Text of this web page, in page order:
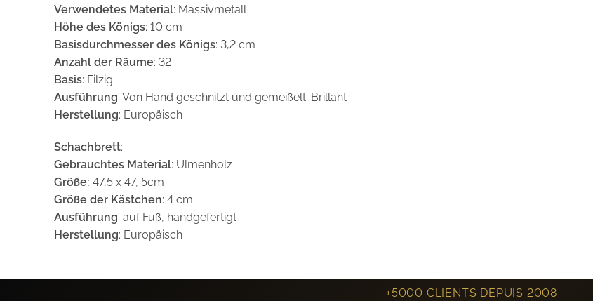
Verwendetes Material: Massivmetall
Höhe des Königs: 10 cm
Basisdurchmesser des Königs: 3,2 cm
Anzahl der Räume: 32
Basis: Filzig
Ausführung: Von Hand geschnitzt und gemeißelt. Brillant
Herstellung: Europäisch
Schachbrett:
Gebrauchtes Material: Ulmenholz
Größe: 47,5 x 47, 5cm
Größe der Kästchen: 4 cm
Ausführung: auf Fuß, handgefertigt
Herstellung: Europäisch
+5000 CLIENTS DEPUIS 2008